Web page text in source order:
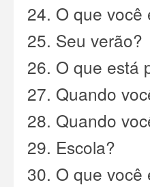
24. O que você
25. Seu verão?
26. O que está
27. Quando
28. Quando
29. Escola?
30. O que você